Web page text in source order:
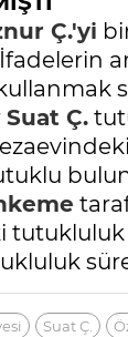
Ç.'yi
Suat Ç.
Suat Ç.